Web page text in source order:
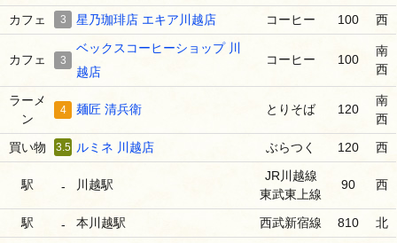
カフェ 3 星乃珈琲店 エキア川越店 コーヒー 100 西
カフェ 3
ベックスコーヒーショップ 川
越店
コーヒー 100
南
西
ラーメ
ン
4 麺匠 清兵衛 とりそば 120
南
西
買い物 3.5 ルミネ 川越店 ぶらつく 120 西
駅 - 川越駅
JR川越線
東武東上線
90 西
駅 - 本川越駅 西武新宿線 810 北